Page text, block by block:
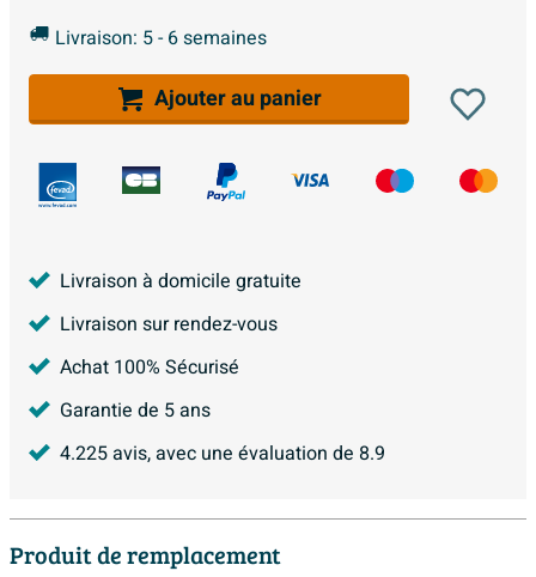
Livraison: 5 - 6 semaines
Ajouter au panier
Livraison à domicile gratuite
Livraison sur rendez-vous
Achat 100% Sécurisé
Garantie de 5 ans
4.225avis, avec une évaluation de 8.9
Produit de remplacement